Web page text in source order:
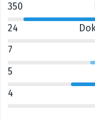
350
24
7
5
4